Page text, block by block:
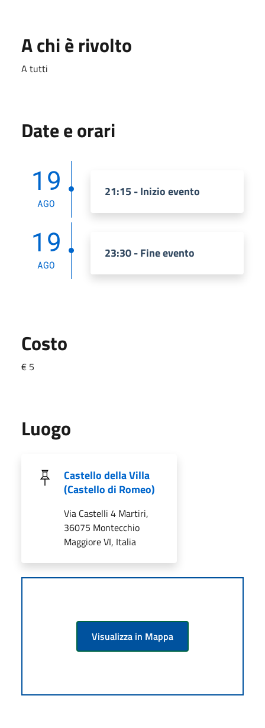
A chi è rivolto
A tutti
Date e orari
19
AGO
21:15 - Inizio evento
19
AGO
23:30 - Fine evento
Costo
€ 5
Luogo
Castello della Villa
(Castello di Romeo)
Via Castelli 4 Martiri,
36075 Montecchio
Maggiore VI, Italia
Visualizza in Mappa